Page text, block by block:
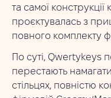
та самої конструкції
проєктувалась з
повного комплекту
По суті, Qwertykeys
перестають
стільцях, повністю